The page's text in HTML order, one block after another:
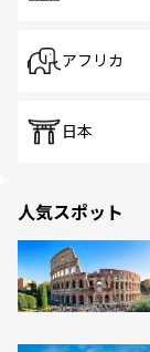
アフリカ
日本
人気スポット